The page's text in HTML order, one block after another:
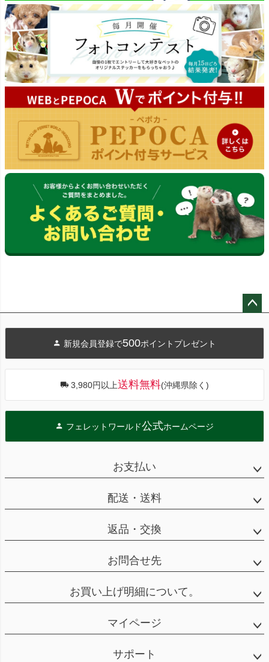
へ
新規会員登録で500ポイントプレゼント
3,980円以上送料無料(沖縄県除く)
フェレットワールド公式ホームページ
お支払い
配送・送料
返品・交換
お問合せ先
お買い上げ明細について。
マイページ
サポート